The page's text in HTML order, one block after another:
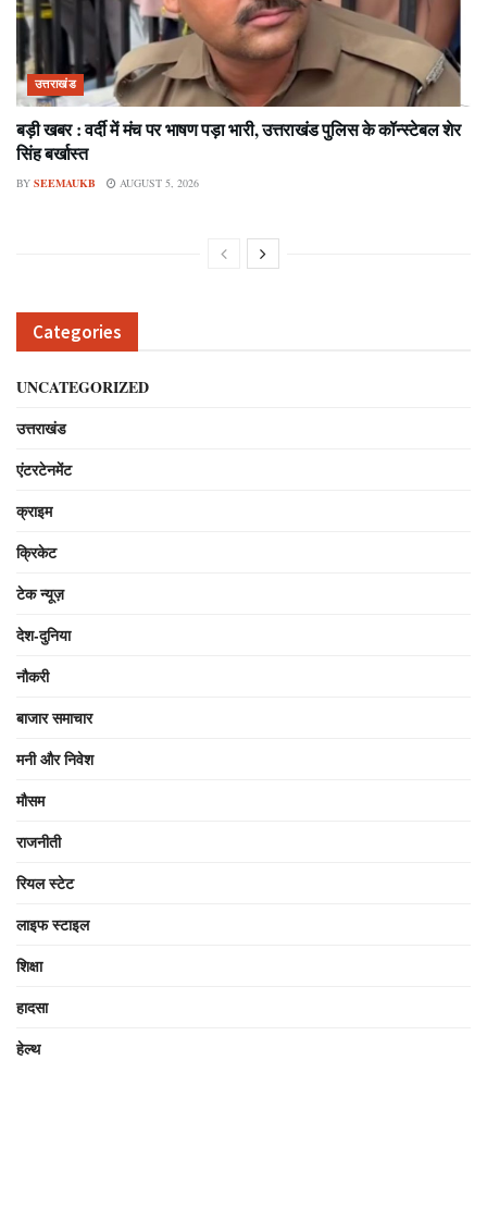
उत्तराखंड
बड़ी खबर : वर्दी में मंच पर भाषण पड़ा भारी, उत्तराखंड पुलिस के कॉन्स्टेबल शेर
सिंह बर्खास्त
BY SEEMAUKB AUGUST 5, 2026
Categories
UNCATEGORIZED
उत्तराखंड
एंटरटेनमेंट
क्राइम
क्रिकेट
टेक न्यूज़
देश-दुनिया
नौकरी
बाजार समाचार
मनी और निवेश
मौसम
राजनीती
रियल स्टेट
लाइफ स्टाइल
शिक्षा
हादसा
हेल्थ